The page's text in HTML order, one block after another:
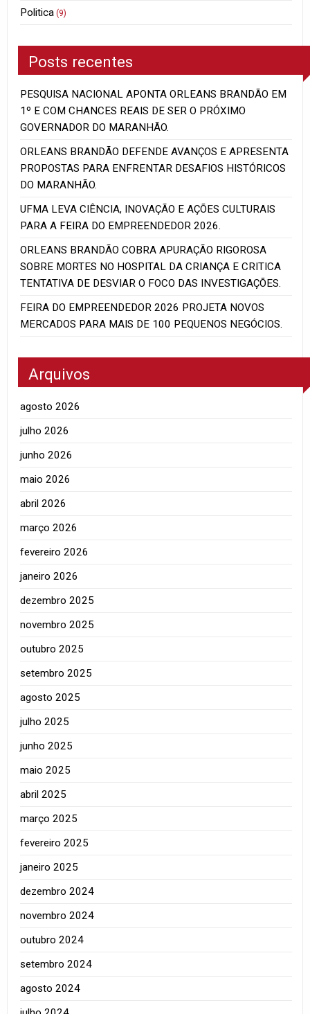
Politica (9)
Posts recentes
PESQUISA NACIONAL APONTA ORLEANS BRANDÃO EM
1º E COM CHANCES REAIS DE SER O PRÓXIMO
GOVERNADOR DO MARANHÃO.
ORLEANS BRANDÃO DEFENDE AVANÇOS E APRESENTA
PROPOSTAS PARA ENFRENTAR DESAFIOS HISTÓRICOS
DO MARANHÃO.
UFMA LEVA CIÊNCIA, INOVAÇÃO E AÇÕES CULTURAIS
PARA A FEIRA DO EMPREENDEDOR 2026.
ORLEANS BRANDÃO COBRA APURAÇÃO RIGOROSA
SOBRE MORTES NO HOSPITAL DA CRIANÇA E CRITICA
TENTATIVA DE DESVIAR O FOCO DAS INVESTIGAÇÕES.
FEIRA DO EMPREENDEDOR 2026 PROJETA NOVOS
MERCADOS PARA MAIS DE 100 PEQUENOS NEGÓCIOS.
Arquivos
agosto 2026
julho 2026
junho 2026
maio 2026
abril 2026
março 2026
fevereiro 2026
janeiro 2026
dezembro 2025
novembro 2025
outubro 2025
setembro 2025
agosto 2025
julho 2025
junho 2025
maio 2025
abril 2025
março 2025
fevereiro 2025
janeiro 2025
dezembro 2024
novembro 2024
outubro 2024
setembro 2024
agosto 2024